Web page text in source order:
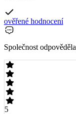
ověřené hodnocení
Společnost odpověděla
5